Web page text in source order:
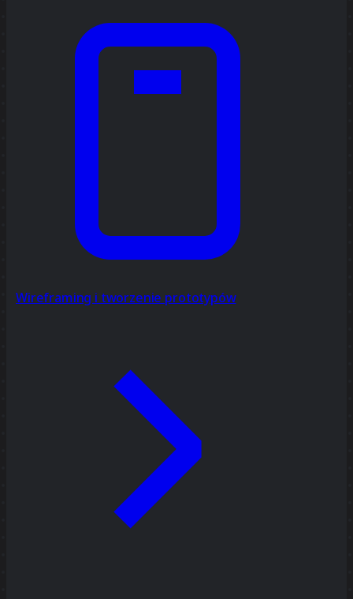
Wireframing i tworzenie prototypów